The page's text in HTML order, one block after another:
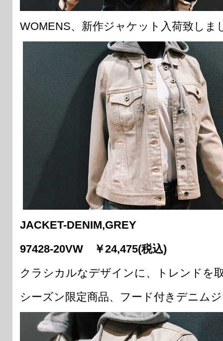
WOMENS、新作ジャケット入荷致しま
JACKET-DENIM,GREY
97428-20VW ￥24,475(税込)
クラシカルなデザインに、トレンドを
シーズン限定商品、フード付きデニム